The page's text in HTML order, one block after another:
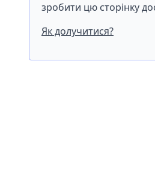
зробити цю сторінку
Як долучитися?